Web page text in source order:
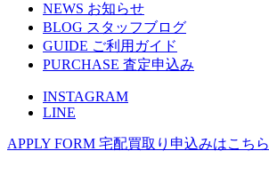
NEWS お知らせ
BLOG スタッフブログ
GUIDE ご利用ガイド
PURCHASE 査定申込み
INSTAGRAM
LINE
APPLY FORM 宅配買取り申込みはこちら